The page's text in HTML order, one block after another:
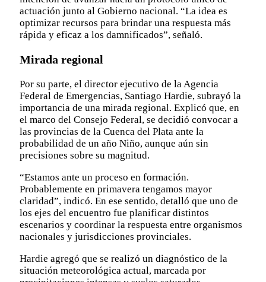
actuación junto al Gobierno nacional. “La idea es
optimizar recursos para brindar una respuesta más
rápida y eficaz a los damnificados”, señaló.
Mirada regional
Por su parte, el director ejecutivo de la Agencia
Federal de Emergencias, Santiago Hardie, subrayó la
importancia de una mirada regional. Explicó que, en
el marco del Consejo Federal, se decidió convocar a
las provincias de la Cuenca del Plata ante la
probabilidad de un año Niño, aunque aún sin
precisiones sobre su magnitud.
“Estamos ante un proceso en formación.
Probablemente en primavera tengamos mayor
claridad”, indicó. En ese sentido, detalló que uno de
los ejes del encuentro fue planificar distintos
escenarios y coordinar la respuesta entre organismos
nacionales y jurisdicciones provinciales.
Hardie agregó que se realizó un diagnóstico de la
situación meteorológica actual, marcada por